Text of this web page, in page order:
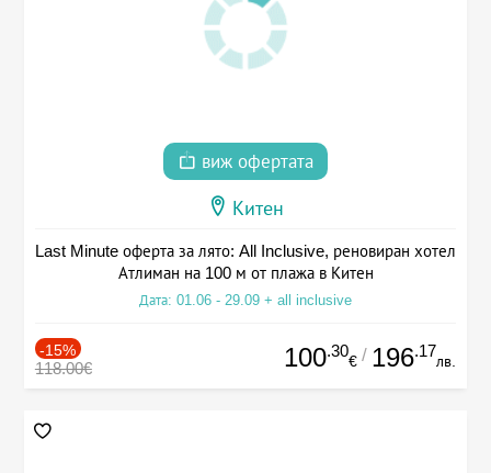
виж офертата
Китен
Last Minute оферта за лято: All Inclusive, реновиран хотел
Атлиман на 100 м от плажа в Китен
Дата: 01.06 - 29.09 + all inclusive
-15%
118.00€ 100.30
€ / 196.17
лв.